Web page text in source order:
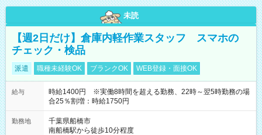
未読
【週2日だけ】倉庫内軽作業スタッフ スマホの
チェック・検品
派遣 職種未経験OK ブランクOK WEB登録・面接OK
給与
時給1400円 ※実働8時間を超える勤務、22時～翌5時勤務の場
合25％割増：時給1750円
勤務地
千葉県船橋市
南船橋駅から徒歩10分程度